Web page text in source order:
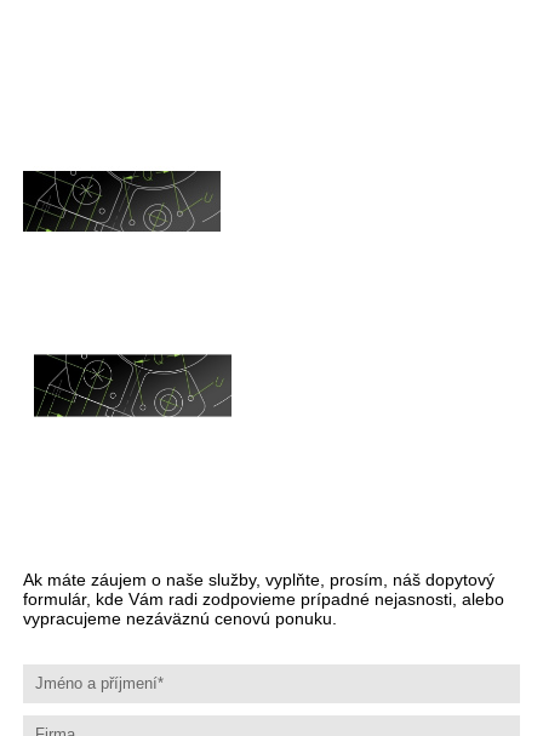
Ak máte záujem o naše služby, vyplňte, prosím, náš dopytový
formulár, kde Vám radi zodpovieme prípadné nejasnosti, alebo
vypracujeme nezáväznú cenovú ponuku.